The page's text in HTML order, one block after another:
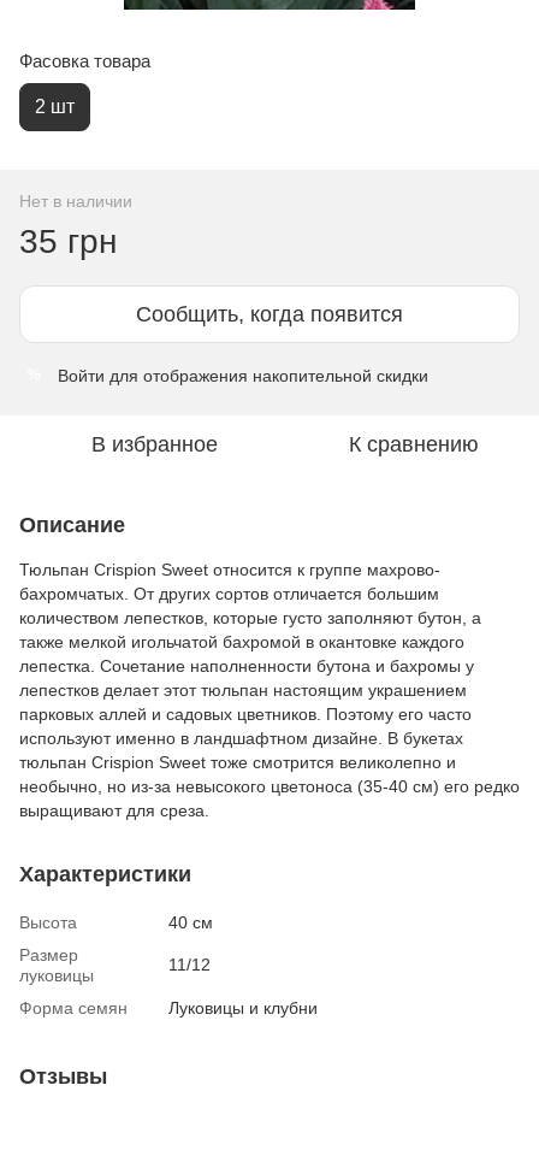
Фасовка товара
2 шт
Нет в наличии
35 грн
Сообщить, когда появится
Войти для отображения накопительной скидки
В избранное К сравнению
Описание
Тюльпан Crispion Sweet относится к группе махрово-
бахромчатых. От других сортов отличается большим
количеством лепестков, которые густо заполняют бутон, а
также мелкой игольчатой бахромой в окантовке каждого
лепестка. Сочетание наполненности бутона и бахромы у
лепестков делает этот тюльпан настоящим украшением
парковых аллей и садовых цветников. Поэтому его часто
используют именно в ландшафтном дизайне. В букетах
тюльпан Crispion Sweet тоже смотрится великолепно и
необычно, но из-за невысокого цветоноса (35-40 см) его редко
выращивают для среза.
Характеристики
Высота
40 см
Размер
луковицы
11/12
Форма семян Луковицы и клубни
Отзывы